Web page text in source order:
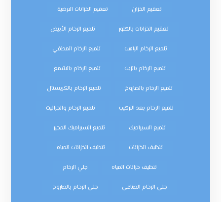
تعقيم الخزان تعقيم الخزانات الارضية
تعقيم الخزانات بالكلور تلميع الرخام الأبيض
تلميع الرخام الباهت تلميع الرخام المطفي
تلميع الرخام بالزيت تلميع الرخام بالشمع
تلميع الرخام بالصاروخ تلميع الرخام بالكريستال
تلميع الرخام بعد التركيب تلميع الرخام والجرانيت
تلميع السيراميك تلميع السيراميك المجير
تنظيف الخزانات تنظيف الخزانات المياه
تنظيف خزانات المياه جلي الرخام
جلي الرخام الصناعي جلي الرخام بالصاروخ